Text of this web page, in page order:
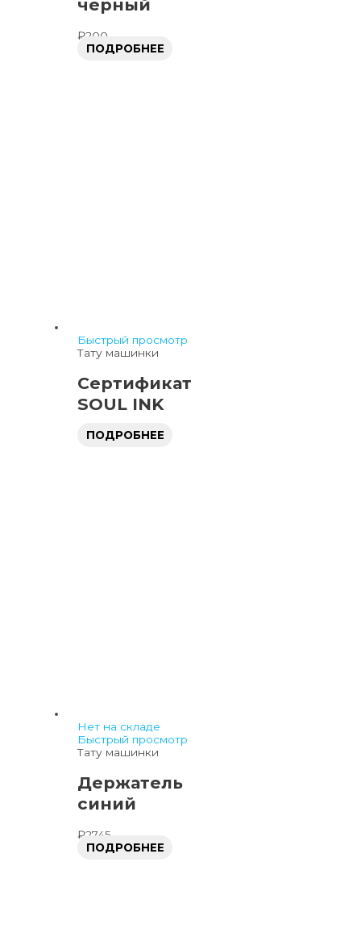
черный
₽200
ПОДРОБНЕЕ
Быстрый просмотр
Тату машинки
Сертификат
SOUL INK
ПОДРОБНЕЕ
Нет на складе
Быстрый просмотр
Тату машинки
Держатель
синий
₽2745
ПОДРОБНЕЕ